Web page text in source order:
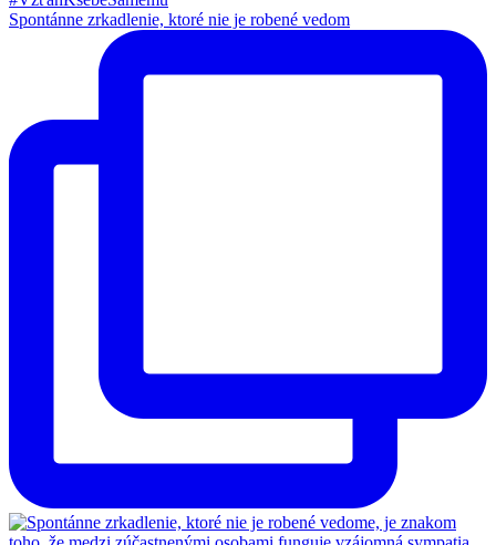
Spontánne zrkadlenie, ktoré nie je robené vedom